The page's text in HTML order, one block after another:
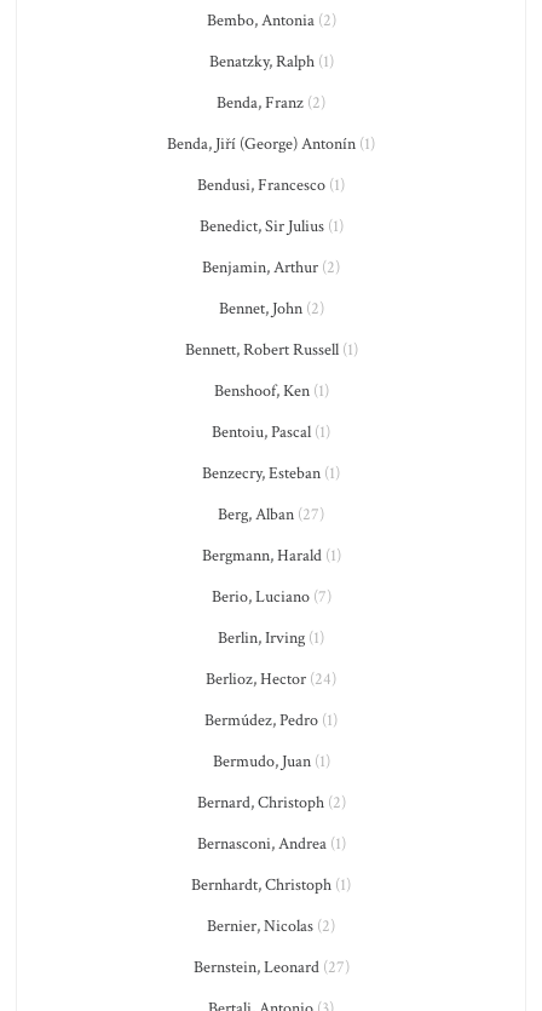
Bembo, Antonia(2)
Benatzky, Ralph(1)
Benda, Franz (2)
Benda, Jiří (George) Antonín (1)
Bendusi, Francesco (1)
Benedict, Sir Julius(1)
Benjamin, Arthur (2)
Bennet, John(2)
Bennett, Robert Russell(1)
Benshoof, Ken(1)
Bentoiu, Pascal (1)
Benzecry, Esteban (1)
Berg, Alban (27)
Bergmann, Harald(1)
Berio, Luciano(7)
Berlin, Irving (1)
Berlioz, Hector (24)
Bermúdez, Pedro (1)
Bermudo, Juan(1)
Bernard, Christoph(2)
Bernasconi, Andrea(1)
Bernhardt, Christoph (1)
Bernier, Nicolas (2)
Bernstein, Leonard(27)